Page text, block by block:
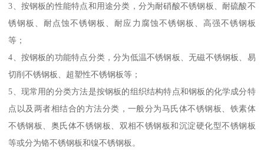
3、按钢板的性能特点和用途分类，分为耐硝酸不锈钢板、耐硫酸不
锈钢板、耐点蚀不锈钢板、耐应力腐蚀不锈钢板、高强不锈钢板
等；
4、按钢板的功能特点分类，分为低温不锈钢板、无磁不锈钢板、易
切削不锈钢板、超塑性不锈钢板等；
5、现常用的分类方法是按钢板的组织结构特点和钢板的化学成分特
点以及两者相结合的方法分类，一般分为马氏体不锈钢板、铁素体
不锈钢板、奥氏体不锈钢板、双相不锈钢板和沉淀硬化型不锈钢板
等或分为铬不锈钢板和镍不锈钢板。